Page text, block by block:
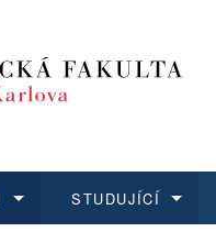
STUDUJÍCÍ